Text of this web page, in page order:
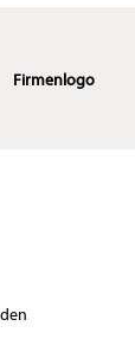
Firmenlogo